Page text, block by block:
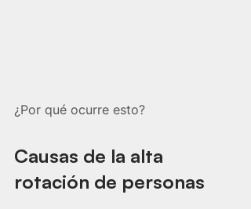
¿Por qué ocurre esto?
Causas de la alta
rotación de personas